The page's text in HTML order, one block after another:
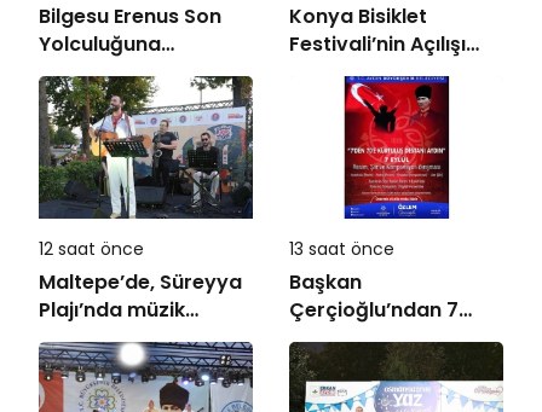
Bilgesu Erenus Son
Yolculuğuna
Uğurlandı
Konya Bisiklet
Festivali’nin Açılışı
Coşkuyla Gerçekleşti
12 saat önce
Maltepe’de, Süreyya
Plajı’nda müzik
ziyafeti
13 saat önce
Başkan
Çerçioğlu’ndan 7
Eylül Temalı Ödüllü
Resim, Şiir ve
Kompozisyon